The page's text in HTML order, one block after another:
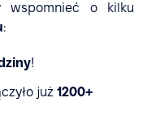
wspomnieć o kilku
:
!
już 1200+